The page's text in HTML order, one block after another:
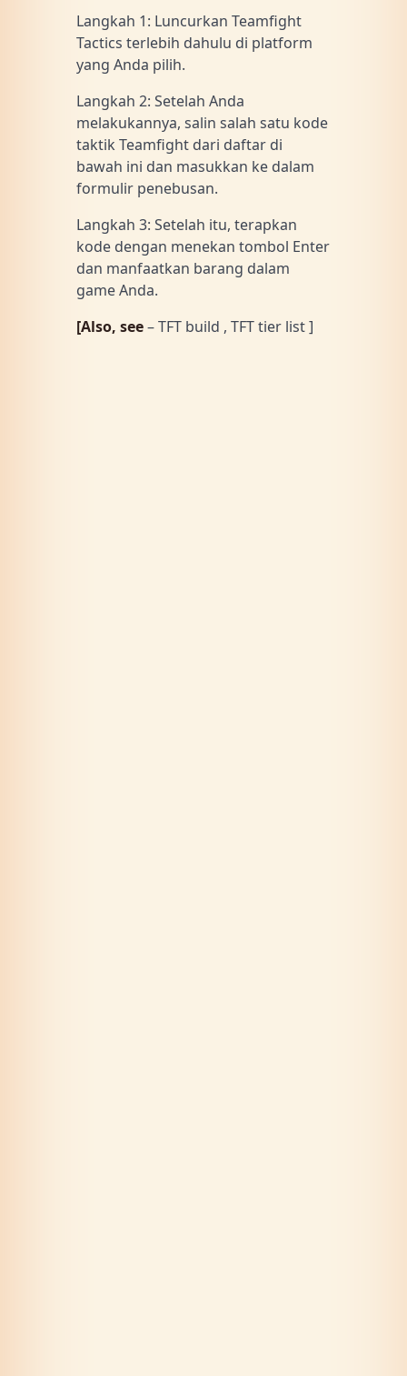
Langkah 1: Luncurkan Teamfight
Tactics terlebih dahulu di platform
yang Anda pilih.
Langkah 2: Setelah Anda
melakukannya, salin salah satu kode
taktik Teamfight dari daftar di
bawah ini dan masukkan ke dalam
formulir penebusan.
Langkah 3: Setelah itu, terapkan
kode dengan menekan tombol Enter
dan manfaatkan barang dalam
game Anda.
[Also, see– TFT build , TFT tier list ]